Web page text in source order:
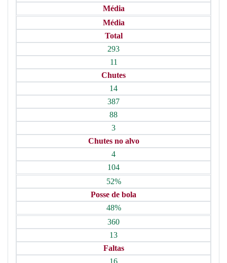
Média
Média
Total
293
11
Chutes
14
387
88
3
Chutes no alvo
4
104
52%
Posse de bola
48%
360
13
Faltas
16